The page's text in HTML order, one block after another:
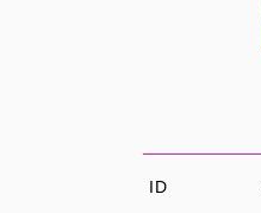
ID